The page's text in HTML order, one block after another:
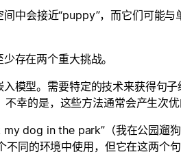
中会接近“puppy”，而它们可能
存在两个重大挑战。
模型。需要特定的技术来获得句
幸的是，这些方法通常会产生次优
dog in the park”（我在公园遛
不同的环境中使用，但它在这两个句